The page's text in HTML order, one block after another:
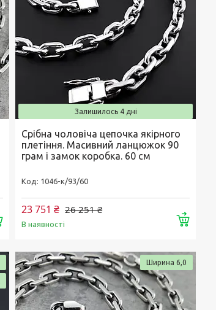
Купити
Залишилось 4 дні
Срібна чоловіча цепочка якірного
плетіння. Масивний ланцюжок 90
грам і замок коробка. 60 см
1046-к/93/60
26 251 ₴
23 751 ₴
В наявності
Ширина 6,0